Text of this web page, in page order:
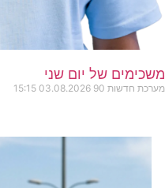
של יום שני
90
03.08.2026
15:15